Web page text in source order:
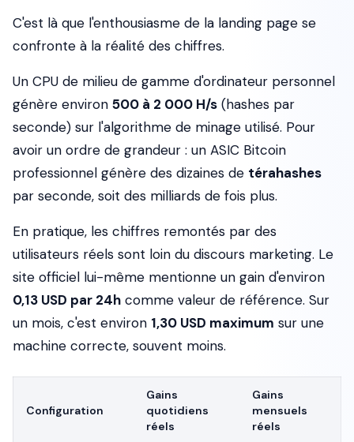
C'est là que l'enthousiasme de la landing page se
confronte à la réalité des chiffres.
Un CPU de milieu de gamme d'ordinateur personnel
génère environ 500 à 2 000 H/s (hashes par
seconde) sur l'algorithme de minage utilisé. Pour
avoir un ordre de grandeur : un ASIC Bitcoin
professionnel génère des dizaines de térahashes
par seconde, soit des milliards de fois plus.
En pratique, les chiffres remontés par des
utilisateurs réels sont loin du discours marketing. Le
site officiel lui-même mentionne un gain d'environ
0,13 USD par 24h comme valeur de référence. Sur
un mois, c'est environ 1,30 USD maximum sur une
machine correcte, souvent moins.
Configuration
Gains
quotidiens
réels
Gains
mensuels
réels